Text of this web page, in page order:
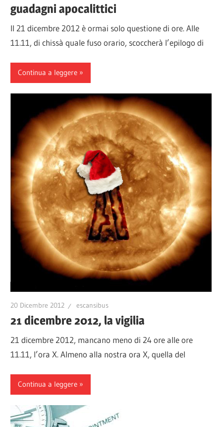
guadagni apocalittici
Il 21 dicembre 2012 è ormai solo questione di ore. Alle
11.11, di chissà quale fuso orario, scoccherà l’epilogo di
Continua a leggere
20 Dicembre 2012 escansibus
21 dicembre 2012, la vigilia
21 dicembre 2012, mancano meno di 24 ore alle ore
11.11, l’ora X. Almeno alla nostra ora X, quella del
Continua a leggere